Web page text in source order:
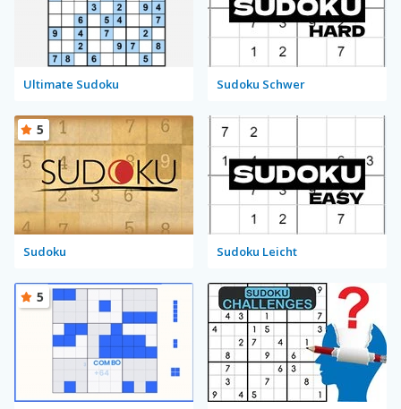
Ultimate Sudoku Sudoku Schwer
Sudoku
5
Sudoku Leicht
5